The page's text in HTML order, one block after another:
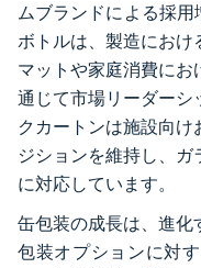
ムブランドによる採
ボトルは、製造におけ
マットや家庭消費に
通じて市場リーダーシ
クカートンは施設向
ジションを維持し、ガ
に対応しています。
缶包装の成長は、進化
包装オプションに対